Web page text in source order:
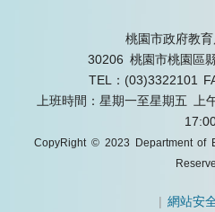
桃園市政府教
30206 桃園市桃園區
TEL：(03)3322101
上班時間：星期一至星期五
CopyRight © 2023 Department of
|網站安